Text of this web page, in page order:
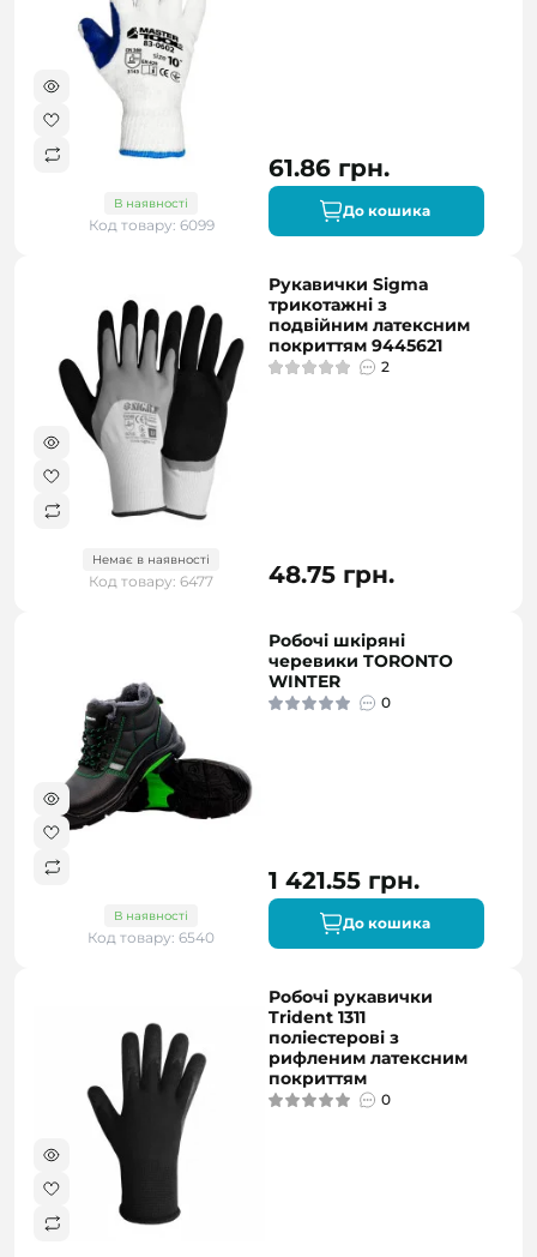
В наявності
Код товару: 6099
61.86 грн.
До кошика
Немає в наявності
Код товару: 6477
Рукавички Sigma
трикотажні з
подвійним латексним
покриттям 9445621
2
48.75 грн.
В наявності
Код товару: 6540
Робочі шкіряні
черевики TORONTO
WINTER
0
1 421.55 грн.
До кошика
Робочі рукавички
Trident 1311
поліестерові з
рифленим латексним
покриттям
0